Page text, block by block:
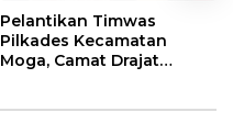
Pelantikan Timwas
Pilkades Kecamatan
Moga, Camat Drajat